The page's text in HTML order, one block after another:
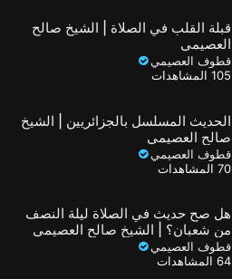
قبلة القلب في الصلاة | الشيخ صالح
العصيمي
قطوف العصيمي
105 المشاهدات
الحديث المسلسل بالجزائريين | الشيخ
صالح العصيمي
قطوف العصيمي
70 المشاهدات
هل صح حديث في الصلاة ليلة النصف
من شعبان؟ | الشيخ صالح العصيمي
قطوف العصيمي
64 المشاهدات